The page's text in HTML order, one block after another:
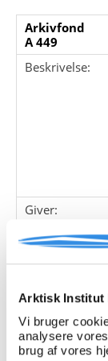
Arktisk Institut
Vi bruger
analysere
brug af vores
Arkivfond
A 449
Beskrivelse:
Giver:
Relaterede
fonde: